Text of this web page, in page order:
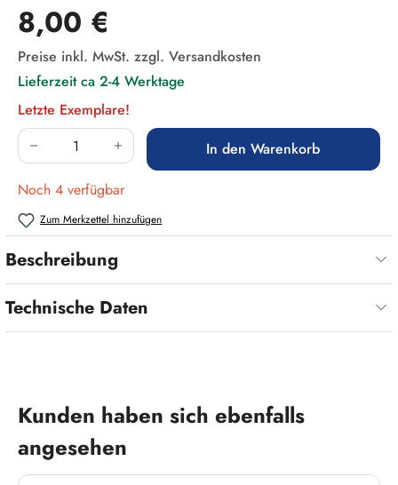
Regulärer Preis:
8,00 €
Preise inkl. MwSt. zzgl. Versandkosten
Lieferzeit ca 2-4 Werktage
Letzte Exemplare!
Produkt Anzahl: Gib den gewünschten Wert
In den Warenkorb
Noch 4 verfügbar
Zum Merkzettel hinzufügen
Beschreibung
Technische Daten
Produktgalerie überspringen
Kunden haben sich ebenfalls
angesehen